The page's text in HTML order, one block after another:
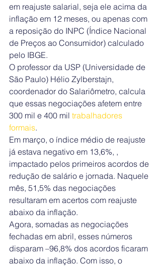
em reajuste salarial, seja ele acima da
inflação em 12 meses, ou apenas com
a reposição do INPC (Índice Nacional
de Preços ao Consumidor) calculado
pelo IBGE.
O professor da USP (Universidade de
São Paulo) Hélio Zylberstajn,
coordenador do Salariômetro, calcula
que essas negociações afetem entre
300 mil e 400 mil trabalhadores
formais.
Em março, o índice médio de reajuste
já estava negativo em 13,6%, ,
impactado pelos primeiros acordos de
redução de salário e jornada. Naquele
mês, 51,5% das negociações
resultaram em acertos com reajuste
abaixo da inflação.
Agora, somadas as negociações
fechadas em abril, esses números
disparam –96,8% dos acordos ficaram
abaixo da inflação. Com isso, o